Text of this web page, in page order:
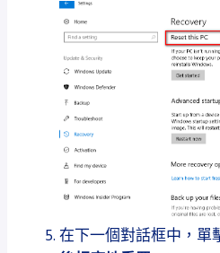
在下一個對話框中，單